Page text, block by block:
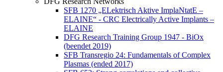
SFB 1270 „ELektrisch Aktive ImplaNtatE –
ELAINE“ - CRC Electrically Active Implants –
ELAINE
DFG Research Training Group 1947 - BiOx
(beendet 2019)
SFB Transregio 24: Fundamentals of Complex
Plasmas (ended 2017)